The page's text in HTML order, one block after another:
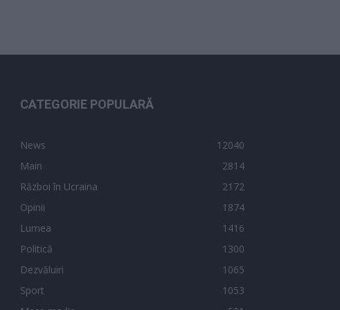
CATEGORIE POPULARĂ
News
12040
Main
2814
Război în Ucraina
2172
Opinii
1874
Lumea
1416
Politică
1300
Dezvăluiri
1065
Sport
1053